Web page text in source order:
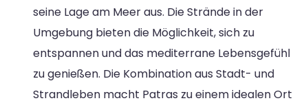
seine Lage am Meer aus. Die Strände in der
Umgebung bieten die Möglichkeit, sich zu
entspannen und das mediterrane Lebensgefühl
zu genießen. Die Kombination aus Stadt- und
Strandleben macht Patras zu einem idealen Ort